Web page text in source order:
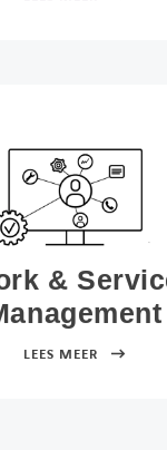
&
LEES MEER